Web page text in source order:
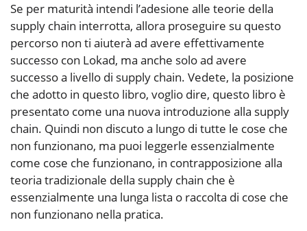
Se per maturità intendi l’adesione alle teorie della
supply chain interrotta, allora proseguire su questo
percorso non ti aiuterà ad avere effettivamente
successo con Lokad, ma anche solo ad avere
successo a livello di supply chain. Vedete, la posizione
che adotto in questo libro, voglio dire, questo libro è
presentato come una nuova introduzione alla supply
chain. Quindi non discuto a lungo di tutte le cose che
non funzionano, ma puoi leggerle essenzialmente
come cose che funzionano, in contrapposizione alla
teoria tradizionale della supply chain che è
essenzialmente una lunga lista o raccolta di cose che
non funzionano nella pratica.